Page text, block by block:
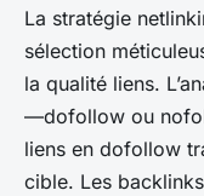
La stratégie
sélection
la qualité liens.
—dofollow ou
liens en dofollow
cible. Les